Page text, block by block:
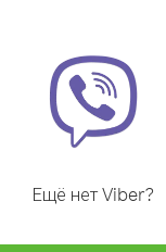
Ещё нет Viber?